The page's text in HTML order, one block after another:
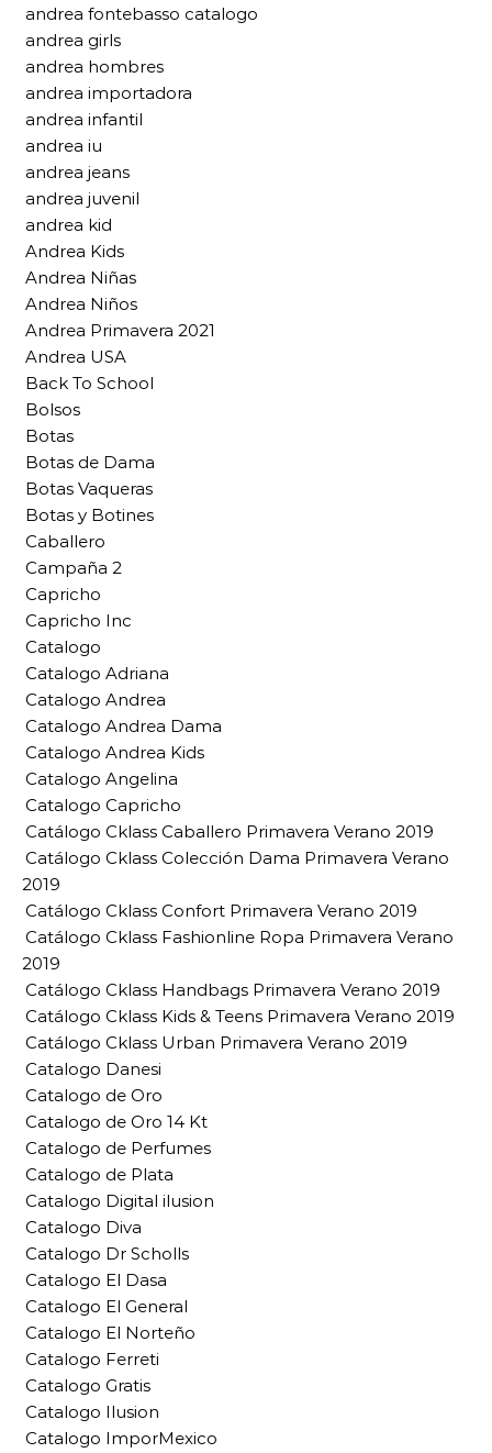
andrea fontebasso catalogo
andrea girls
andrea hombres
andrea importadora
andrea infantil
andrea iu
andrea jeans
andrea juvenil
andrea kid
Andrea Kids
Andrea Niñas
Andrea Niños
Andrea Primavera 2021
Andrea USA
Back To School
Bolsos
Botas
Botas de Dama
Botas Vaqueras
Botas y Botines
Caballero
Campaña 2
Capricho
Capricho Inc
Catalogo
Catalogo Adriana
Catalogo Andrea
Catalogo Andrea Dama
Catalogo Andrea Kids
Catalogo Angelina
Catalogo Capricho
Catálogo Cklass Caballero Primavera Verano 2019
Catálogo Cklass Colección Dama Primavera Verano
2019
Catálogo Cklass Confort Primavera Verano 2019
Catálogo Cklass Fashionline Ropa Primavera Verano
2019
Catálogo Cklass Handbags Primavera Verano 2019
Catálogo Cklass Kids & Teens Primavera Verano 2019
Catálogo Cklass Urban Primavera Verano 2019
Catalogo Danesi
Catalogo de Oro
Catalogo de Oro 14 Kt
Catalogo de Perfumes
Catalogo de Plata
Catalogo Digital ilusion
Catalogo Diva
Catalogo Dr Scholls
Catalogo El Dasa
Catalogo El General
Catalogo El Norteño
Catalogo Ferreti
Catalogo Gratis
Catalogo Ilusion
Catalogo ImporMexico